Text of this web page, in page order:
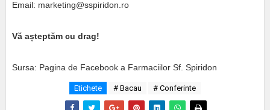
Email: marketing@sspiridon.ro
Vă așteptăm cu drag!
Sursa: Pagina de Facebook a Farmaciilor Sf. Spiridon
Etichete # Bacau # Conferinte